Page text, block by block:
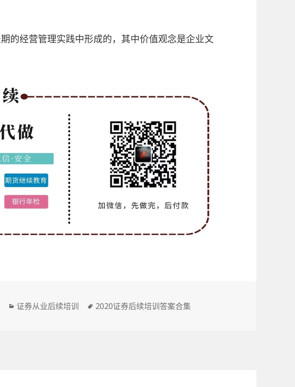
的经营管理实践中形成的，其中价值观念是企业文
分
证券从业后续培训
标
2020证券后续培训答案合集